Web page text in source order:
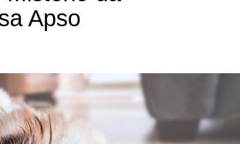
Apso